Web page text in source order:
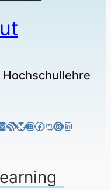
Mail
RSS-FeedBluesky
Instagram
Facebook
Mastodon
Threads
LinkedIn